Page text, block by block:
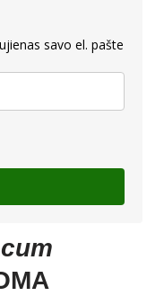
savo el. pašte